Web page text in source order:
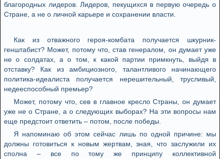
благородных лидеров. Лидеров, пекущихся в первую очередь о
Стране, а не о личной карьере и сохранении власти.
Как из отважного героя-комбата получается шкурник-
генштабист? Может, потому что, став генералом, он думает уже
не о солдатах, а о том, к какой партии примкнуть, выйдя в
отставку? Как из амбициозного, талантливого начинающего
политика-идеалиста получается нерешительный, трусливый,
недееспособный премьер?
Может, потому что, сев в главное кресло Страны, он думает
уже не о Стране, а о следующих выборах? На эти вопросы нам
еще предстоит ответить – потом, после победы.
Я напоминаю об этом сейчас лишь по одной причине: мы
должны готовиться к новым жертвам, зная, что заслужили их
сполна – все по тому же принципу коллективной